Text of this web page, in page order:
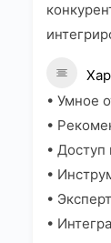
• Умное
•
• Доступ
•
•
•